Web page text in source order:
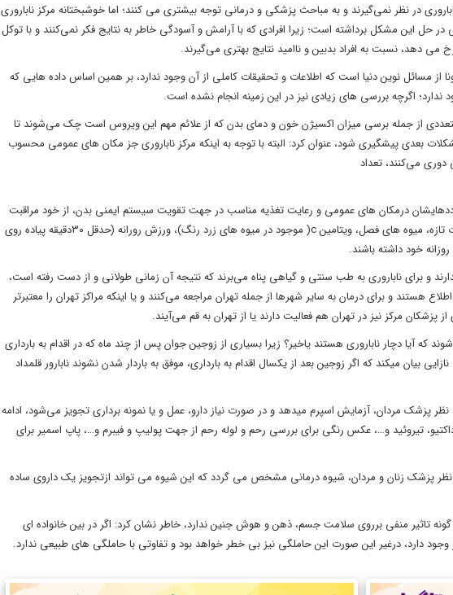
در نظر نمی‌گیرند و به مباحث پزشکی و درمانی توجه بیشتری می کنند؛ اما خوشبختانه مرکز ناباروری
حل این مشکل برداشته است؛ زیرا افرادی که با آرامش و آسودگی خاطر به نتایج فکر نمی‌کنند و با توکل
دهد، نسبت به افراد بدبین و ناامید نتایج بهتری می‌گیرند.
از مسائل نوین دنیا است که اطلاعات و تحقیقات کاملی از آن وجود ندارد، بر همین اساس داده هایی که
ندارد؛ اگرچه بررسی های زیادی نیز در این زمینه انجام نشده است.
متعددی از جمله برسی میزان اکسیژن خون و دمای بدن که از علائم مهم این ویروس است چک می‌شوند تا
بعدی پیشگیری شود، عنوان کرد: البته با توجه به اینکه مرکز ناباروری جز مکان های عمومی محسوب
می‌کنند، تعداد
ترددهایشان درمکان های عمومی و رعایت تغذیه مناسب در جهت تقویت سیستم ایمنی بدن، از خود مراقبت
کنند، همچنین به مادران باردار توصیه می‌شود که مصرف سبزیجات تازه، میوه های فصل، ویتامین c( موجود در میوه های زرد رنگ)، ورزش رورانه (حدقل ۳۰دقیقه پیاده روی
خود داشته باشند.
و برای ناباروری به طب سنتی و گیاهی پناه می‌برند که نتیجه آن زمانی طولانی و از دست رفته است،
هستند و برای درمان به سایر شهرها از جمله تهران مراجعه می‌کنند و یا اینکه مراکز تهران را معتبرتر
پزشکان مرکز نیز در تهران هم فعالیت دارند یا از تهران به قم می‌آیند.
که آیا دچار ناباروری هستند یاخیر؟ زیرا بسیاری از زوجین جوان پس از چند ماه که در اقدام به بارداری
بیان میکند که اگر زوجین بعد از یکسال اقدام به بارداری، موفق به باردار شدن نشوند نابارور قلمداد
پزشک مردان، آزمایش اسپرم میدهد و در صورت نیاز دارو، عمل و یا نمونه برداری تجویز می‌شود، ادامه
تیروئید و…، عکس رنگی برای بررسی رحم و لوله رحم از جهت پولیپ و فیبرم و…، پاپ اسمیر برای
نظر پزشک زنان و مردان، شیوه درمانی مشخص می گردد که این شیوه می تواند ازتجویز یک داروی ساده
تاثیر منفی برروی سلامت جسم، ذهن و هوش جنین ندارد، خاطر نشان کرد: اگر در بین خانواده ای
وجود دارد، درغیر این صورت این حاملگی نیز بی خطر خواهد بود و تفاوتی با حاملگی های طبیعی ندارد.